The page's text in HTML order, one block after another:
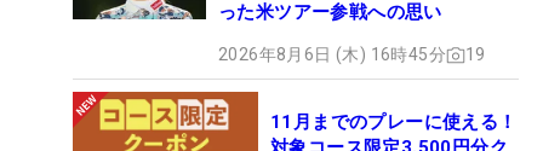
った米ツアー参戦への思い
2026年8月6日 (木) 16時45分 19
11月までのプレーに使える！